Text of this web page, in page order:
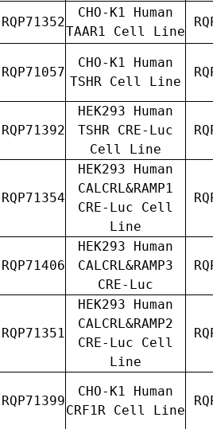
RQP71352
CHO-K1 Human
TAAR1 Cell Line
RQP71057
CHO-K1 Human
TSHR Cell Line
RQP71392
HEK293 Human
TSHR CRE-Luc
Cell Line
RQP71354
HEK293 Human
CALCRL&RAMP1
CRE-Luc Cell
Line
RQP71406
HEK293 Human
CALCRL&RAMP3
CRE-Luc
RQP71351
HEK293 Human
CALCRL&RAMP2
CRE-Luc Cell
Line
RQP71399
CHO-K1 Human
CRF1R Cell Line